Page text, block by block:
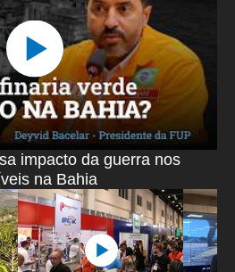
impacto da guerra nos
na Bahia